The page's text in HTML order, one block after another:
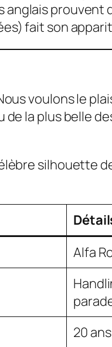
anglais
fait son
voulons le
la plus belle
silhouette
Alfa
20